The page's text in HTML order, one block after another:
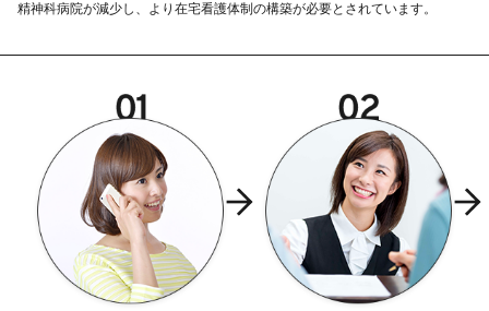
精神科病院が減少し、より在宅看護体制の構築が必要とされています。